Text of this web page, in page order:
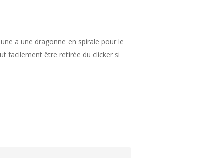
a une dragonne en spirale pour le
facilement être retirée du clicker si